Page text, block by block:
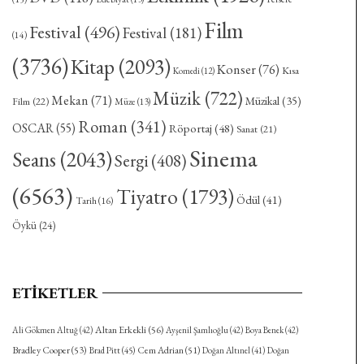
(14) Festival (496)Festival(181)Film
(3736)Kitap (2093) Komedi(12) Konser(76) Kısa
Film(22)Mekan(71) Müze (13) Müzik(722) Müzikal(35)
OSCAR(55) Roman(341) Röportaj (48) Sanat(21)
Seans (2043)Sergi(408)Sinema
(6563) Tarih(16) Tiyatro (1793) Ödül(41)
Öykü(24)
ETIKETLER
Ali Gökmen Altuğ(42) Altan Erkekli(56) Ayşenil Şamlıoğlu(42) Boya Benek(42)
Bradley Cooper(53) Brad Pitt(45) Cem Adrian(51) Doğan Altınel(41) Doğan